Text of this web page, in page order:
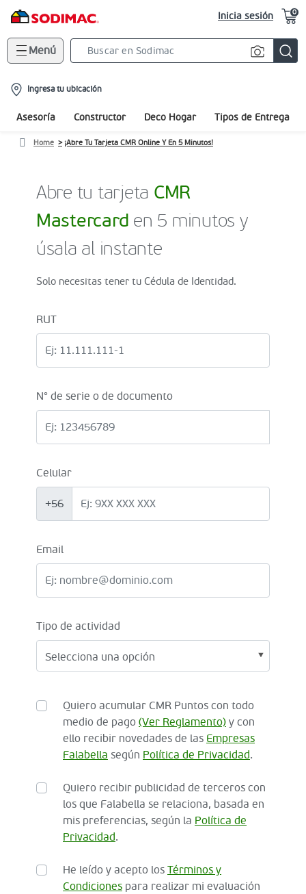
Inicia sesión 0
Menú
location-
icon
Ingresa tu ubicación
Asesoría Constructor Deco Hogar Tipos de Entrega
Home ¡Abre Tu Tarjeta CMR Online Y En 5 Minutos!
Abre tu tarjeta CMR
Mastercard en 5 minutos y
úsala al instante
Solo necesitas tener tu Cédula de Identidad.
RUT
N° de serie o de documento
Celular
+56
Email
Tipo de actividad
Quiero acumular CMR Puntos con todo
medio de pago (Ver Reglamento) y con
ello recibir novedades de las Empresas
Falabella según Política de Privacidad.
Quiero recibir publicidad de terceros con
los que Falabella se relaciona, basada en
mis preferencias, según la Política de
Privacidad.
He leído y acepto los Términos y
Condiciones para realizar mi evaluación